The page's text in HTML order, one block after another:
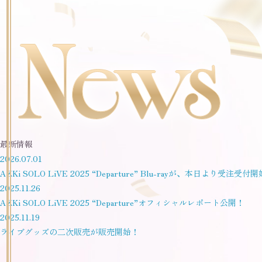
最新情報
2026.07.01
AZKi SOLO LiVE 2025 “Departure” Blu-rayが、本日より受注受付開
2025.11.26
AZKi SOLO LiVE 2025 “Departure”オフィシャルレポート公開！
2025.11.19
ライブグッズの二次販売が販売開始！